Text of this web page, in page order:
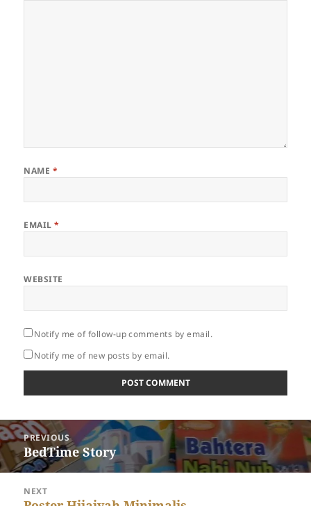
NAME *
EMAIL*
WEBSITE
Notify me of follow-up comments by email.
Notify me of new posts by email.
Post
navigation
PREVIOUS
Previous
post:
BedTime Story
NEXT